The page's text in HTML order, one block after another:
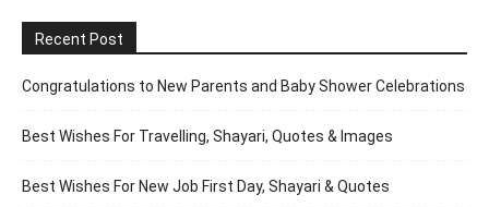
Recent Post
Congratulations to New Parents and Baby Shower Celebrations
Best Wishes For Travelling, Shayari, Quotes & Images
Best Wishes For New Job First Day, Shayari & Quotes